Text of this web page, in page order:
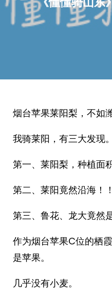
烟台苹果莱阳梨，不如
我骑莱阳，有三大发现。
第一、莱阳梨，种植面
第二、莱阳竟然沿海！！
第三、鲁花、龙大竟然
作为烟台苹果C位的栖
是苹果。
几乎没有小麦。